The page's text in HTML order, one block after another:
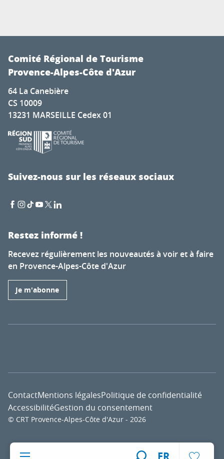
FR
Comité Régional de Tourisme
Provence-Alpes-Côte d'Azur
64 La Canebière
CS 10009
13231 MARSEILLE Cedex 01
Suivez-nous sur les réseaux sociaux
Restez informé !
Recevez régulièrement les nouveautés à voir et à faire
en Provence-Alpes-Côte d'Azur
Je m'abonne
© CRT Provence-Alpes-Côte d'Azur - 2026
ContactMentions légalesPolitique de confidentialité
AccessibilitéGestion du consentement